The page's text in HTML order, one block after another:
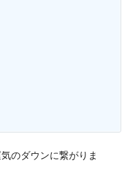
のダウンに繋がりま